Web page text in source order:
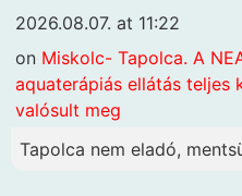
2026.08.07. at 11:22
on Miskolc- Tapolca. A
aquaterápiás ellátás teljes
valósult meg
Tapolca nem eladó,